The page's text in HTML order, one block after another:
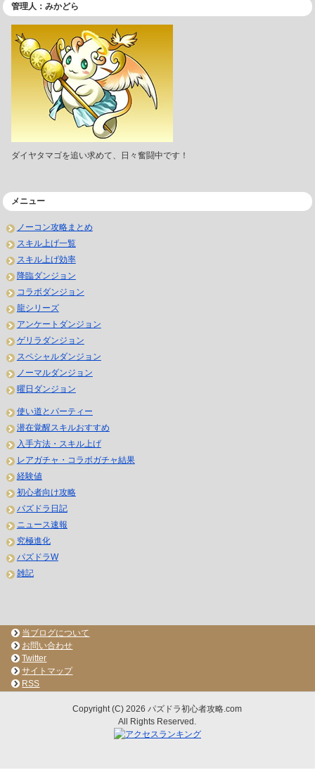
管理人：みかどら
ダイヤタマゴを追い求めて、日々奮闘中です！
メニュー
ノーコン攻略まとめ
スキル上げ一覧
スキル上げ効率
降臨ダンジョン
コラボダンジョン
龍シリーズ
アンケートダンジョン
ゲリラダンジョン
スペシャルダンジョン
ノーマルダンジョン
曜日ダンジョン
使い道とパーティー
潜在覚醒スキルおすすめ
入手方法・スキル上げ
レアガチャ・コラボガチャ結果
経験値
初心者向け攻略
パズドラ日記
ニュース速報
究極進化
パズドラW
雑記
当ブログについて
お問い合わせ
Twitter
サイトマップ
RSS
Copyright (C) 2026 パズドラ初心者攻略.com
All Rights Reserved.